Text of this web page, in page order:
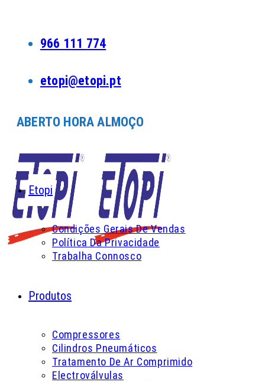
966 111 774
etopi@etopi.pt
ABERTO HORA ALMOÇO
Etopi
Condições Gerais De Vendas
Política Da Privacidade
Trabalha Connosco
Produtos
Compressores
Cilindros Pneumáticos
Tratamento De Ar Comprimido
Electroválvulas